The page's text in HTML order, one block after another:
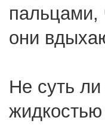
пальцами,
они
Не суть